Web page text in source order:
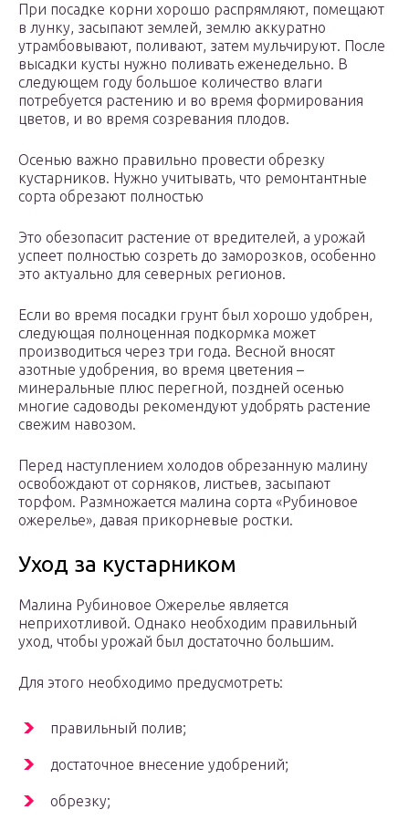
При посадке корни хорошо распрямляют, помещают
в лунку, засыпают землей, землю аккуратно
утрамбовывают, поливают, затем мульчируют. После
высадки кусты нужно поливать еженедельно. В
следующем году большое количество влаги
потребуется растению и во время формирования
цветов, и во время созревания плодов.
Осенью важно правильно провести обрезку
кустарников. Нужно учитывать, что ремонтантные
сорта обрезают полностью
Это обезопасит растение от вредителей, а урожай
успеет полностью созреть до заморозков, особенно
это актуально для северных регионов.
Если во время посадки грунт был хорошо удобрен,
следующая полноценная подкормка может
производиться через три года. Весной вносят
азотные удобрения, во время цветения –
минеральные плюс перегной, поздней осенью
многие садоводы рекомендуют удобрять растение
свежим навозом.
Перед наступлением холодов обрезанную малину
освобождают от сорняков, листьев, засыпают
торфом. Размножается малина сорта «Рубиновое
ожерелье», давая прикорневые ростки.
Уход за кустарником
Малина Рубиновое Ожерелье является
неприхотливой. Однако необходим правильный
уход, чтобы урожай был достаточно большим.
Для этого необходимо предусмотреть:
правильный полив;
достаточное внесение удобрений;
обрезку;